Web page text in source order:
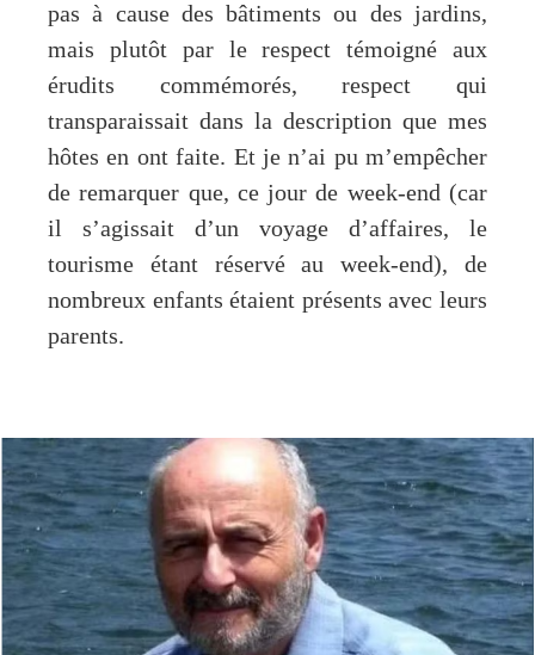
pas à cause des bâtiments ou des jardins,
mais plutôt par le respect témoigné aux
érudits commémorés, respect qui
transparaissait dans la description que mes
hôtes en ont faite. Et je n’ai pu m’empêcher
de remarquer que, ce jour de week-end (car
il s’agissait d’un voyage d’affaires, le
tourisme étant réservé au week-end), de
nombreux enfants étaient présents avec leurs
parents.